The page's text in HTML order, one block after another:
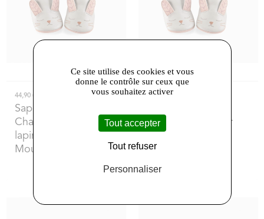
44,90 €
Saperlipopette
Chaussons en cuir
lapin 6/12 mois
Moulin Roty
44,90 €
Chaussons en cuir
Moulin Roty
Ce site utilise des cookies et vous
donne le contrôle sur ceux que
vous souhaitez activer
Tout accepter
Tout refuser
Personnaliser